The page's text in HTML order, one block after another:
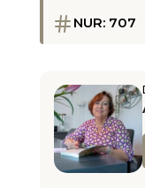
NUR: 707